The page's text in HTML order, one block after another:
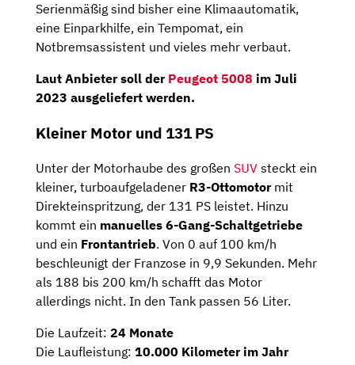
Serienmäßig sind bisher eine Klimaautomatik,
eine Einparkhilfe, ein Tempomat, ein
Notbremsassistent und vieles mehr verbaut.
Laut Anbieter soll der Peugeot 5008 im Juli
2023 ausgeliefert werden.
Kleiner Motor und 131 PS
Unter der Motorhaube des großen SUV steckt ein
kleiner, turboaufgeladener R3-Ottomotormit
Direkteinspritzung, der 131 PS leistet. Hinzu
kommt ein manuelles 6-Gang-Schaltgetriebe
und ein Frontantrieb. Von 0 auf 100 km/h
beschleunigt der Franzose in 9,9 Sekunden. Mehr
als 188 bis 200 km/h schafft das Motor
allerdings nicht. In den Tank passen 56 Liter.
Die Laufzeit: 24 Monate
Die Laufleistung: 10.000 Kilometer im Jahr